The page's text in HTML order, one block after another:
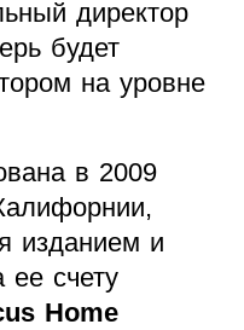
директор
будет
на уровне
в 2009
изданием и
ее счету
Home